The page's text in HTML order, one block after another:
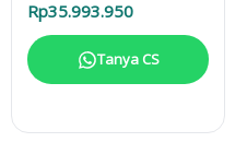
Rp35.993.950
Tanya CS